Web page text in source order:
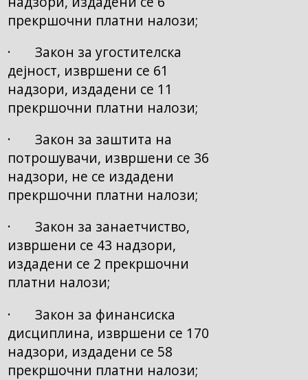
прекршочни платни налози;
· Закон за угостителска
дејност, извршени се 61
надзори, издадени се 11
прекршочни платни налози;
· Закон за заштита на
потрошувачи, извршени се 36
надзори, не се издадени
прекршочни платни налози;
· Закон за занаетчиство,
извршени се 43 надзори,
издадени се 2 прекршочни
платни налози;
· Закон за финансиска
дисциплина, извршени се 170
надзори, издадени се 58
прекршочни платни налози;